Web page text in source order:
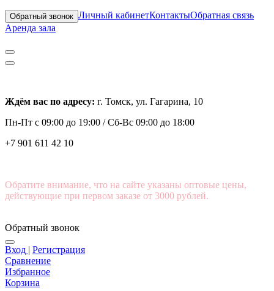
Обратный звонок Личный кабинетКонтактыОбратная связь
Аренда зала
Ждём вас по адресу: г. Томск, ул. Гагарина, 10
Пн-Пт с 09:00 до 19:00 /Сб-Вс 09:00 до 18:00
+7 901 611 42 10
Обратите внимание, что на сайте указаны оптовые цены,
действующие при первом заказе от 3000 рублей.
Обратный звонок
Вход | Регистрация
Сравнение
Избранное
Корзина